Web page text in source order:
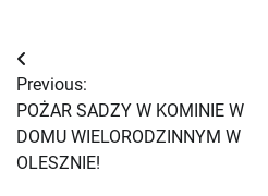
Nawigacja
wpisu
Previous:
POŻAR SADZY W KOMINIE W
DOMU WIELORODZINNYM W
OLESZNIE!